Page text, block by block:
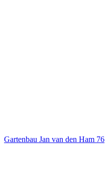
Gartenbau Jan van den Ham 76